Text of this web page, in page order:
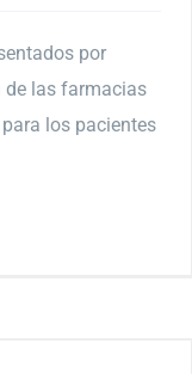
por
de las farmacias
los pacientes